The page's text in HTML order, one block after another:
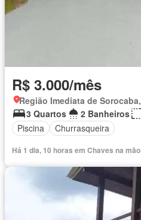
R$ 3.000/mês
3 Quartos
2 Banheiros
Piscina
Churrasqueira
Há 1 dia, 10 horas em Chaves na mão